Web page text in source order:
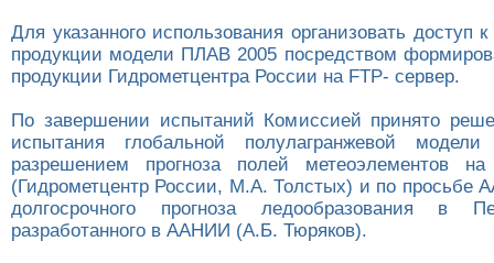
Для указанного использования организовать доступ к
продукции модели ПЛАВ 2005 посредством
продукции Гидрометцентра России на FTP- сервер.
По завершении испытаний Комиссией принято
испытания глобальной полулагранжевой
разрешением прогноза полей метеоэлементов
(Гидрометцентр России, М.А. Толстых) и по просьбе
долгосрочного прогноза ледообразования в
разработанного в ААНИИ (А.Б. Тюряков).